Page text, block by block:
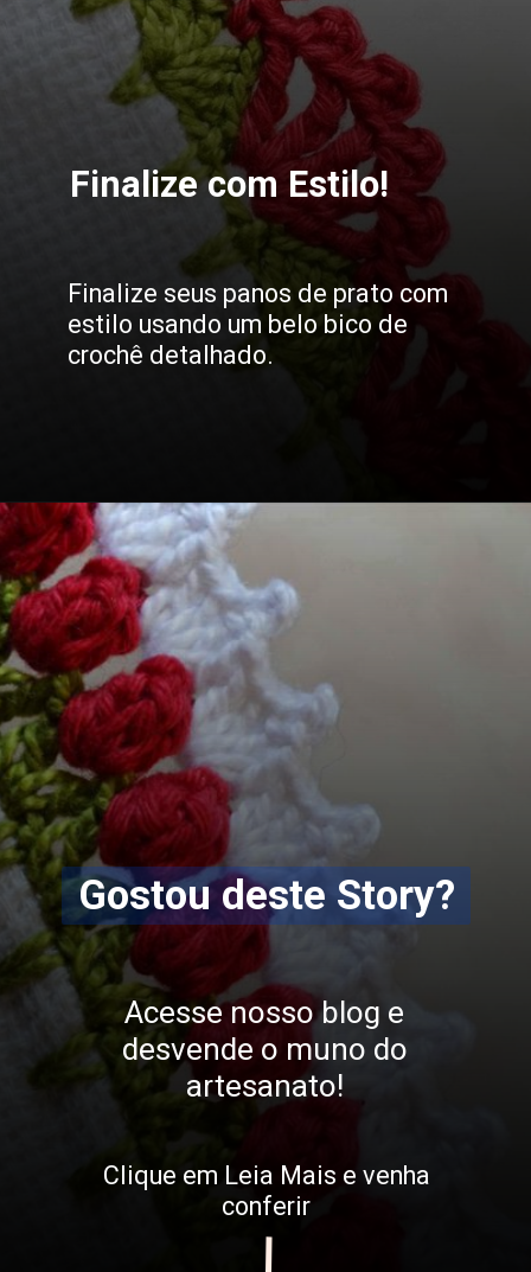
Finalize com Estilo!
Finalize seus panos de prato com
estilo usando um belo bico de
crochê detalhado.
Opening
Gostou deste Story?
Acesse nosso blog e
desvende o muno do
artesanato!
Clique em Leia Mais e venha
conferir